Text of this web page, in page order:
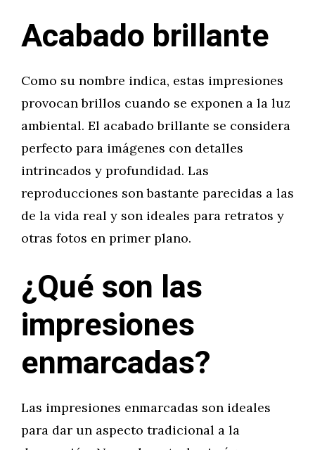
Acabado brillante
Como su nombre indica, estas impresiones
provocan brillos cuando se exponen a la luz
ambiental. El acabado brillante se considera
perfecto para imágenes con detalles
intrincados y profundidad. Las
reproducciones son bastante parecidas a las
de la vida real y son ideales para retratos y
otras fotos en primer plano.
¿Qué son las
impresiones
enmarcadas?
Las impresiones enmarcadas son ideales
para dar un aspecto tradicional a la